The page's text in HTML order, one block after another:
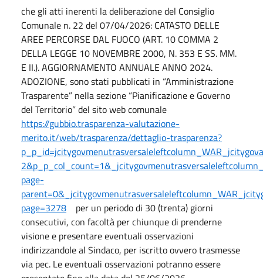
che gli atti inerenti la deliberazione del Consiglio
Comunale n. 22 del 07/04/2026: CATASTO DELLE
AREE PERCORSE DAL FUOCO (ART. 10 COMMA 2
DELLA LEGGE 10 NOVEMBRE 2000, N. 353 E SS. MM.
E II.). AGGIORNAMENTO ANNUALE ANNO 2024.
ADOZIONE, sono stati pubblicati in “Amministrazione
Trasparente” nella sezione “Pianificazione e Governo
del Territorio” del sito web comunale
https://gubbio.trasparenza-valutazione-
merito.it/web/trasparenza/dettaglio-trasparenza?
page-
page=3278 per un periodo di 30 (trenta) giorni
consecutivi, con facoltà per chiunque di prenderne
visione e presentare eventuali osservazioni
indirizzandole al Sindaco, per iscritto ovvero trasmesse
via pec. Le eventuali osservazioni potranno essere